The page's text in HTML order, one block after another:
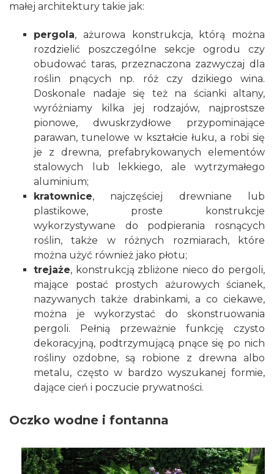
małej architektury takie jak:
pergola, ażurowa konstrukcja, którą można
rozdzielić poszczególne sekcje ogrodu czy
obudować taras, przeznaczona zazwyczaj dla
roślin pnących np. róż czy dzikiego wina.
Doskonale nadaje się też na ścianki altany,
wyróżniamy kilka jej rodzajów, najprostsze
pionowe, dwuskrzydłowe przypominające
parawan, tunelowe w kształcie łuku, a robi się
je z drewna, prefabrykowanych elementów
stalowych lub lekkiego, ale wytrzymałego
aluminium;
kratownice, najczęściej drewniane lub
plastikowe, proste konstrukcje
wykorzystywane do podpierania rosnących
roślin, także w różnych rozmiarach, które
można użyć również jako płotu;
trejaże, konstrukcją zbliżone nieco do pergoli,
mające postać prostych ażurowych ścianek,
nazywanych także drabinkami, a co ciekawe,
można je wykorzystać do skonstruowania
pergoli. Pełnią przeważnie funkcję czysto
dekoracyjną, podtrzymującą pnące się po nich
rośliny ozdobne, są robione z drewna albo
metalu, często w bardzo wyszukanej formie,
dające cień i poczucie prywatności.
Oczko wodne i fontanna